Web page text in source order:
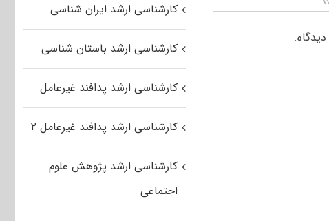
کارشناسی ارشد ایران شناسی
کارشناسی ارشد باستان شناسی
کارشناسی ارشد پدافند غیرعامل
کارشناسی ارشد پدافند غیرعامل ۲
کارشناسی ارشد پژوهش علوم
اجتماعی